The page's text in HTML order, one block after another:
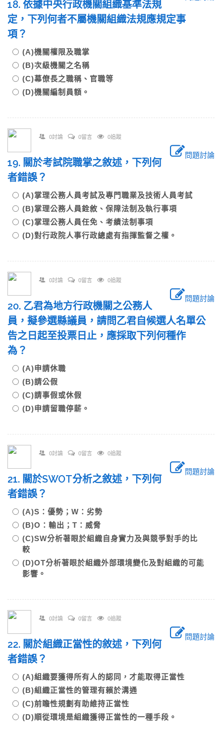
18. 依據中央行政機關組織基準法規
定，下列何者不屬機關組織法規應規定事
項？
(A)機關權限及職掌
(B)次級機關之名稱
(C)幕僚長之職稱、官職等
(D)機關編制員額。
0討論 0留言 0追蹤
問題討論
19. 關於考試院職掌之敘述，下列何
者錯誤？
(A)掌理公務人員考試及專門職業及技術人員考試
(B)掌理公務人員銓敘、保障法制及執行事項
(C)掌理公務人員任免、考績法制事項
(D)對行政院人事行政總處有指揮監督之權。
0討論 0留言 0追蹤
問題討論
20. 乙君為地方行政機關之公務人
員，擬參選縣議員，請問乙君自候選人名單公
告之日起至投票日止，應採取下列何種作
為？
(A)申請休職
(B)請公假
(C)請事假或休假
(D)申請留職停薪。
0討論 0留言 0追蹤
問題討論
21. 關於SWOT分析之敘述，下列何
者錯誤？
(A)S：優勢；W：劣勢
(B)O：輸出；T：威脅
(C)SW分析著眼於組織自身實力及與競爭對手的比
較
(D)OT分析著眼於組織外部環境變化及對組織的可能
影響。
0討論 0留言 0追蹤
問題討論
22. 關於組織正當性的敘述，下列何
者錯誤？
(A)組織要獲得所有人的認同，才能取得正當性
(B)組織正當性的管理有賴於溝通
(C)前瞻性規劃有助維持正當性
(D)順從環境是組織獲得正當性的一種手段。